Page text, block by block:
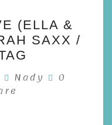
(ELLA &
SAXX /
Nady
0